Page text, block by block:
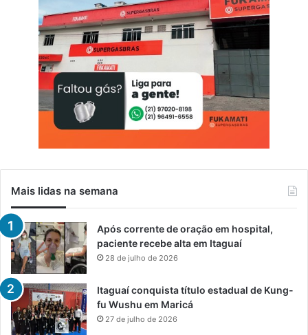
Mais lidas na semana
Após corrente de oração em hospital,
paciente recebe alta em Itaguaí
28 de julho de 2026
Itaguaí conquista título estadual de Kung-
fu Wushu em Maricá
27 de julho de 2026